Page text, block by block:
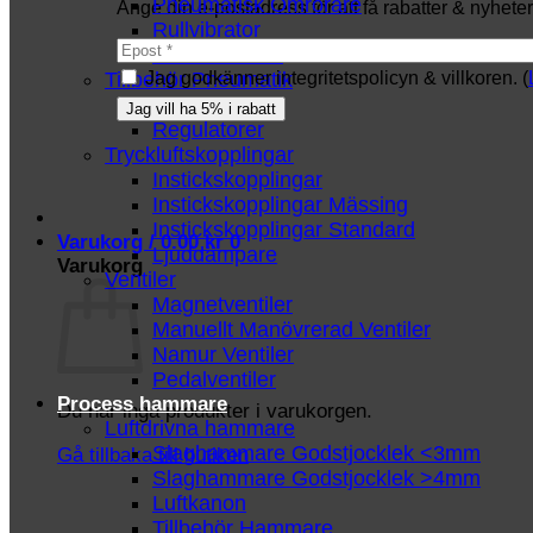
Ange din e-postadress för att få rabatter &
Jag godkänner integritetspolicyn & villkoren. (
Varukorg /0.00kr 0
Varukorg
Du har inga produkter i varukorgen.
Gå tillbaka till butiken
Pneumatisk Omrörare
Rullvibrator
Turbinvibrator
Tillbehör Pneumatik
Luftslang
Regulatorer
Tryckluftskopplingar
Instickskopplingar
Instickskopplingar Mässing
Instickskopplingar Standard
Ljuddämpare
Ventiler
Magnetventiler
Manuellt Manövrerad Ventiler
Namur Ventiler
Pedalventiler
Process hammare
Luftdrivna hammare
Slaghammare Godstjocklek <3mm
Slaghammare Godstjocklek >4mm
Luftkanon